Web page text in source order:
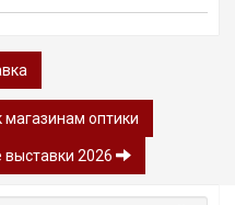
оптики
2026